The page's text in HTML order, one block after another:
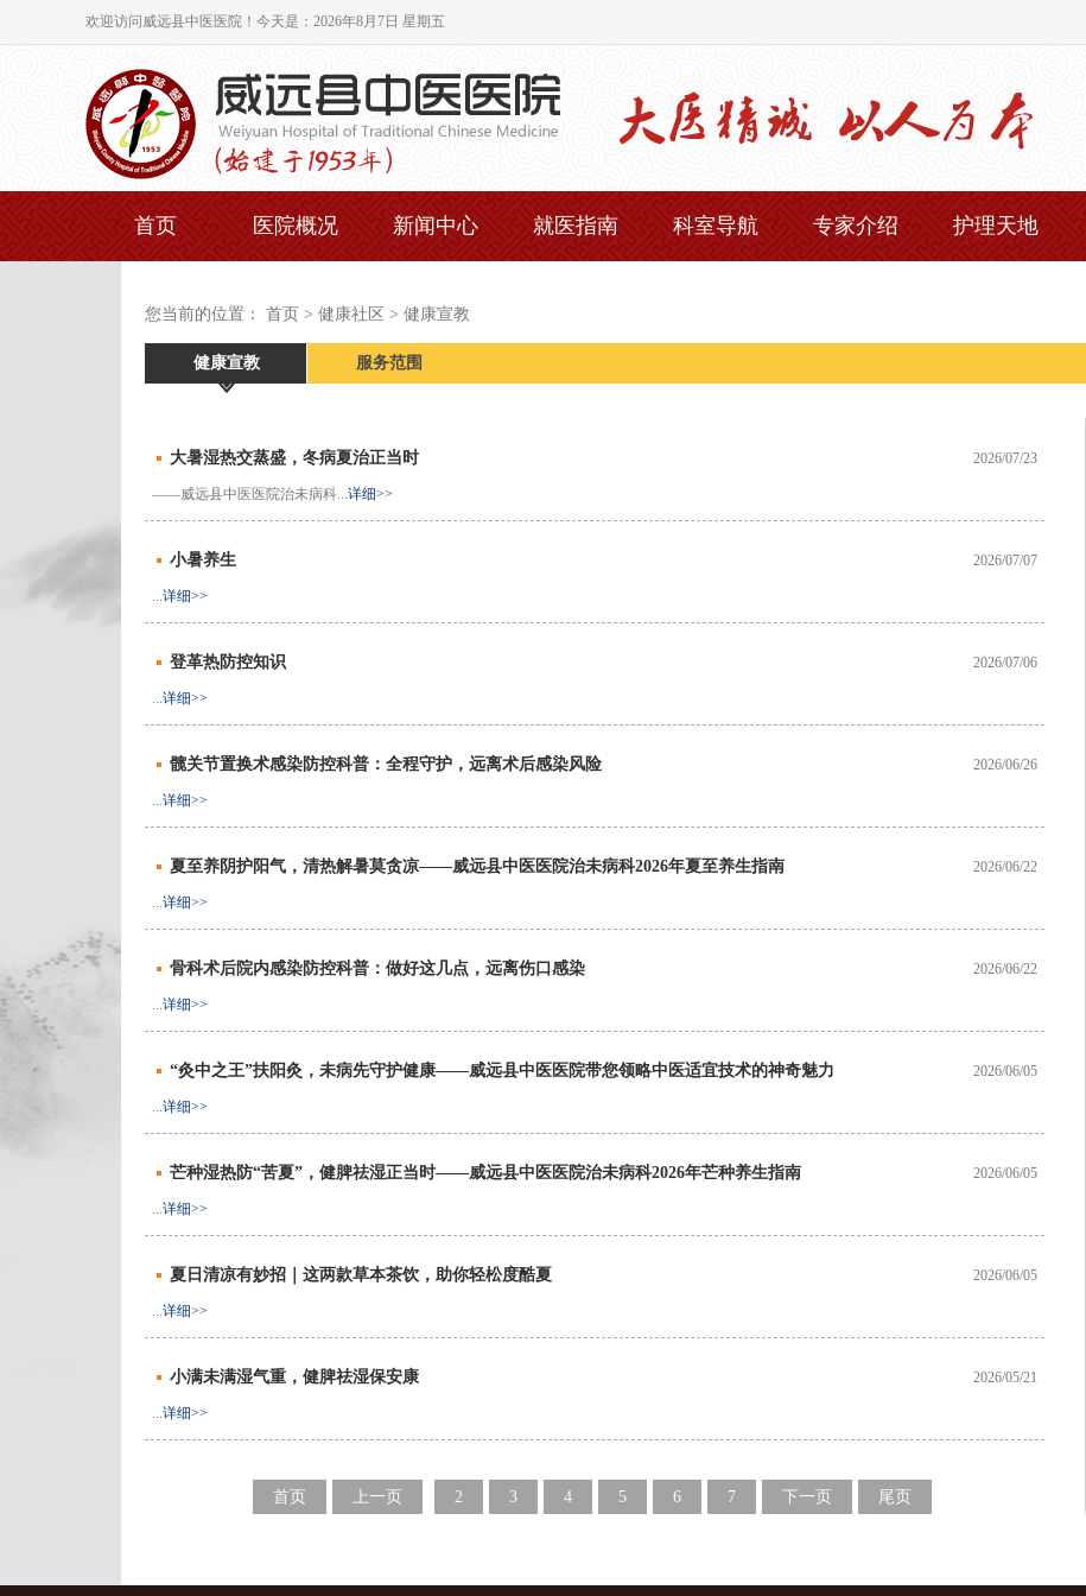
欢迎访问威远县中医医院！ 今天是：2026年8月7日 星期五
首页 医院概况 新闻中心 就医指南 科室导航 专家介绍 护理天地
您当前的位置： 首页 > 健康社区 > 健康宣教
健康宣教 服务范围
大暑湿热交蒸盛，冬病夏治正当时 2026/07/23
——威远县中医医院治未病科...详细>>
小暑养生 2026/07/07
...详细>>
登革热防控知识 2026/07/06
...详细>>
髋关节置换术感染防控科普：全程守护，远离术后感染风险 2026/06/26
...详细>>
夏至养阴护阳气，清热解暑莫贪凉——威远县中医医院治未病科2026年夏至养生指南 2026/06/22
...详细>>
骨科术后院内感染防控科普：做好这几点，远离伤口感染 2026/06/22
...详细>>
“灸中之王”扶阳灸，未病先守护健康——威远县中医医院带您领略中医适宜技术的神奇魅力 2026/06/05
...详细>>
芒种湿热防“苦夏”，健脾祛湿正当时——威远县中医医院治未病科2026年芒种养生指南 2026/06/05
...详细>>
夏日清凉有妙招｜这两款草本茶饮，助你轻松度酷夏 2026/06/05
...详细>>
小满未满湿气重，健脾祛湿保安康 2026/05/21
...详细>>
首页 上一页 2 3 4 5 6 7 下一页 尾页